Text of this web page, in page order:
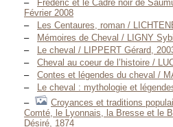
Frédéric et le Cadre noir de
Février 2008
Les Centaures, roman /
Mémoires de Cheval / LIGNY
Le cheval / LIPPERT Gérard,
Cheval au coeur de l’histoire /
Contes et légendes du cheval /
Le cheval : mythologie et
Croyances et traditions
Comté, le Lyonnais, la Bresse et le
Désiré, 1874